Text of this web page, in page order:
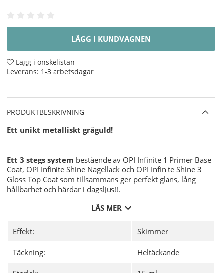
LÄGG I KUNDVAGNEN
Lägg i önskelistan
Leverans: 1-3 arbetsdagar
PRODUKTBESKRIVNING
Ett unikt metalliskt gråguld!
Ett 3 stegs system bestående av OPI Infinite 1 Primer Base
Coat, OPI Infinite Shine Nagellack och OPI Infinite Shine 3
Gloss Top Coat som tillsammans ger perfekt glans, lång
hållbarhet och härdar i dagsljus!!.
Användning:
Förbered din nagel för OPI Infinite Shine Nagellacken
grundlig desinficering av din nagelplatta före
LÄS MER
Effekt: Skimmer
Täckning: Heltäckande